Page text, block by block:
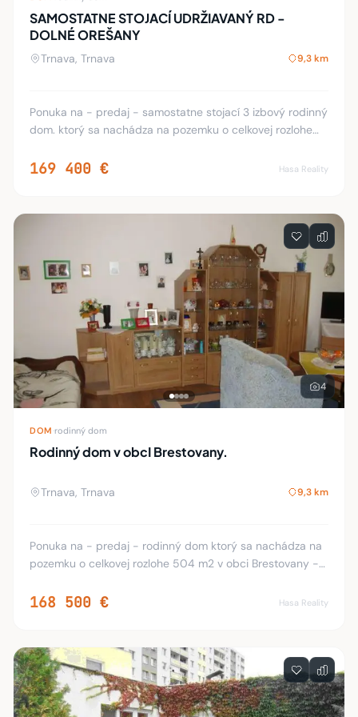
SAMOSTATNE STOJACÍ UDRŽIAVANÝ RD -
DOLNÉ OREŠANY
Trnava, Trnava 9,3 km
Ponuka na - predaj - samostatne stojací 3 izbový rodinný
dom. ktorý sa nachádza na pozemku o celkovej rozlohe
pozostáva. vstupná chodba, kuchyňa, iz
169 400 € Hasa Reality
4
DOM rodinný dom
Rodinný dom v obcI Brestovany.
Trnava, Trnava 9,3 km
Ponuka na - predaj - rodinný dom ktorý sa nachádza na
pozemku o celkovej rozlohe 504 m2 v obci Brestovany -
priestranná kuchyňa, 2x izba, kúpeľňa s W
168 500 € Hasa Reality